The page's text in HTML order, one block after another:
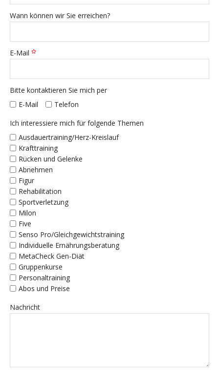
Wann können wir Sie erreichen?
E-Mail
Bitte kontaktieren Sie mich per
E-Mail
Telefon
Ich interessiere mich für folgende Themen
Ausdauertraining/Herz-Kreislauf
Krafttraining
Rücken und Gelenke
Abnehmen
Figur
Rehabilitation
Sportverletzung
Milon
Five
Senso Pro/Gleichgewichtstraining
Individuelle Ernährungsberatung
MetaCheck Gen-Diät
Gruppenkurse
Personaltraining
Abos und Preise
Nachricht